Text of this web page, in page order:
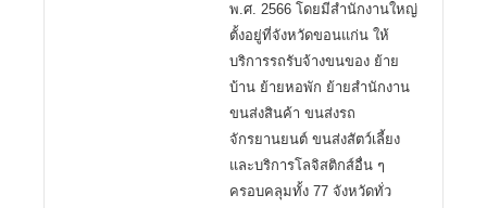
พ.ศ. 2566 โดยมีสำนักงานใหญ่
ตั้งอยู่ที่จังหวัดขอนแก่น ให้
บริการรถรับจ้างขนของ ย้าย
บ้าน ย้ายหอพัก ย้ายสำนักงาน
ขนส่งสินค้า ขนส่งรถ
จักรยานยนต์ ขนส่งสัตว์เลี้ยง
และบริการโลจิสติกส์อื่น ๆ
ครอบคลุมทั้ง 77 จังหวัดทั่ว